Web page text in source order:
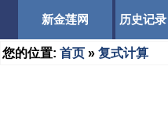
新金莲网 历史记录
您的位置: 首页 » 复式计算